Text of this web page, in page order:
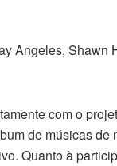
Angeles, Shawn
com o
de músicas de
Quanto à